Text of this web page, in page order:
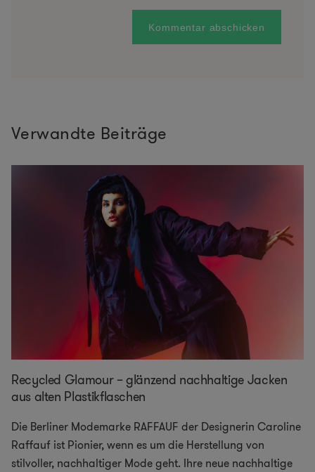
Verwandte Beiträge
Recycled Glamour – glänzend nachhaltige Jacken
aus alten Plastikflaschen
Die Berliner Modemarke RAFFAUF der Designerin Caroline
Raffauf ist Pionier, wenn es um die Herstellung von
stilvoller, nachhaltiger Mode geht. Ihre neue nachhaltige